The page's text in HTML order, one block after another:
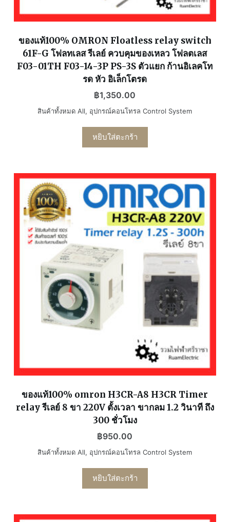
ของแท้100% OMRON Floatless relay switch
61F-G โฟลทเลส รีเลย์ ควบคุมของเหลว โฟลตเลส
F03-01TH F03-14-3P PS-3S ตัวแยก ก้านอิเลคโท
รด หัว อิเล็กโตรด
฿1,350.00
สินค้าทั้งหมด All, อุปกรณ์คอนโทรล Control System
หยิบใส่ตะกร้า
ของแท้100% omron H3CR-A8 H3CR Timer
relay รีเลย์ 8 ขา 220V ตั้งเวลา ขากลม 1.2 วินาที ถึง
300 ชั่วโมง
฿950.00
สินค้าทั้งหมด All, อุปกรณ์คอนโทรล Control System
หยิบใส่ตะกร้า